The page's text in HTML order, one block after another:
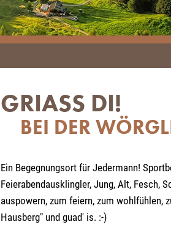
GRIASS DI!
BEI DER
Ein Begegnungsort für Jedermann!
Feierabendausklingler, Jung, Alt, Fesch,
auspowern, zum feiern, zum wohlfühlen,
Hausberg" und guad' is. :-)